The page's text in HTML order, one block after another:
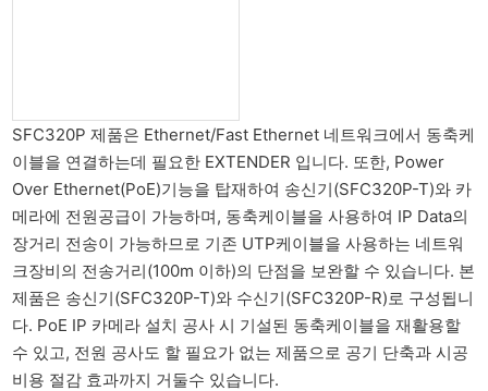
SFC320P 제품은 Ethernet/Fast Ethernet 네트워크에서 동축케
이블을 연결하는데 필요한 EXTENDER 입니다. 또한, Power
Over Ethernet(PoE)기능을 탑재하여 송신기(SFC320P-T)와 카
메라에 전원공급이 가능하며, 동축케이블을 사용하여 IP Data의
장거리 전송이 가능하므로 기존 UTP케이블을 사용하는 네트워
크장비의 전송거리(100m 이하)의 단점을 보완할 수 있습니다. 본
제품은 송신기(SFC320P-T)와 수신기(SFC320P-R)로 구성됩니
다. PoE IP 카메라 설치 공사 시 기설된 동축케이블을 재활용할
수 있고, 전원 공사도 할 필요가 없는 제품으로 공기 단축과 시공
비용 절감 효과까지 거둘수 있습니다.